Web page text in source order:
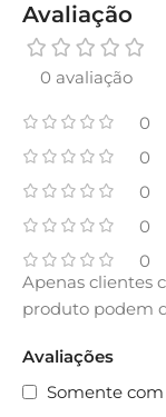
Avaliação
0 avaliação
0
0
0
0
0
Avaliações
Somente
Apenas clientes
produto podem